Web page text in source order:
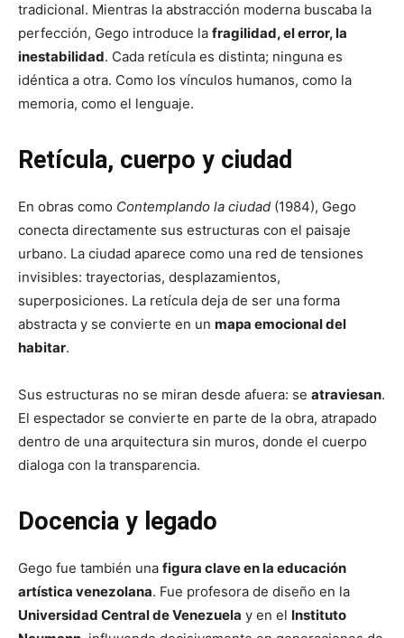
tradicional. Mientras la abstracción moderna buscaba la
perfección, Gego introduce la fragilidad, el error, la
inestabilidad. Cada retícula es distinta; ninguna es
idéntica a otra. Como los vínculos humanos, como la
memoria, como el lenguaje.
Retícula, cuerpo y ciudad
En obras como Contemplando la ciudad (1984), Gego
conecta directamente sus estructuras con el paisaje
urbano. La ciudad aparece como una red de tensiones
invisibles: trayectorias, desplazamientos,
superposiciones. La retícula deja de ser una forma
abstracta y se convierte en un mapa emocional del
habitar.
Sus estructuras no se miran desde afuera: se atraviesan.
El espectador se convierte en parte de la obra, atrapado
dentro de una arquitectura sin muros, donde el cuerpo
dialoga con la transparencia.
Docencia y legado
Gego fue también una figura clave en la educación
artística venezolana. Fue profesora de diseño en la
Universidad Central de Venezuela y en el Instituto